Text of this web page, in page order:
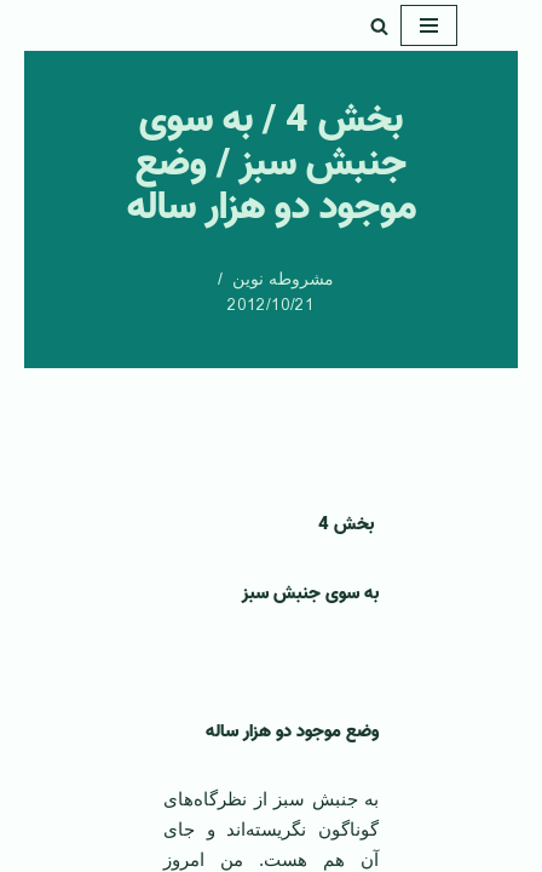
بخش 4 / به سوی
جنبش سبز / وضع
موجود دو هزار ساله
مشروطه نوین
2012/10/21
بخش 4
به سوی جنبش سبز
وضع موجود دو هزار ساله
به جنبش سبز از نظرگاه‌های
گوناگون نگریسته‌اند و جای
آن هم هست. من امروز